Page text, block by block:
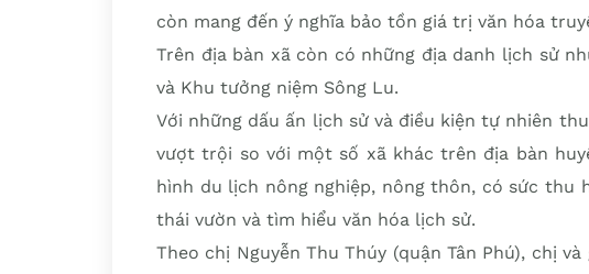
còn mang đến ý nghĩa bảo tồn giá trị văn hóa
Trên địa bàn xã còn có những địa danh lịch sử
và Khu tưởng niệm Sông Lu.
Với những dấu ấn lịch sử và điều kiện tự nhiên
vượt trội so với một số xã khác trên địa bàn
hình du lịch nông nghiệp, nông thôn, có sức thu
thái vườn và tìm hiểu văn hóa lịch sử.
Theo chị Nguyễn Thu Thúy (quận Tân Phú), chị